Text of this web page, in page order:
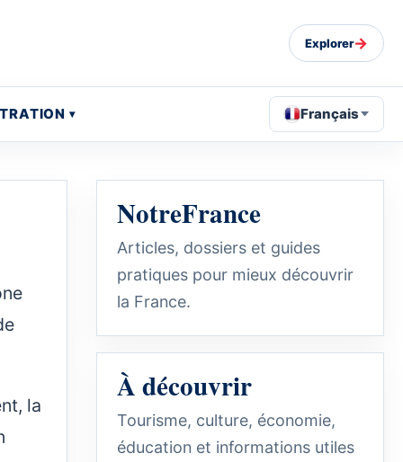
Explorer→
Français
la
NotreFrance
Articles, dossiers et guides
pratiques pour mieux découvrir
la France.
À découvrir
Tourisme, culture, économie,
éducation et informations utiles